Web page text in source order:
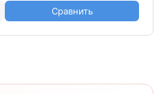
Сравнить